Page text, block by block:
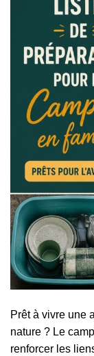
Prêt à vivre une
nature ? Le
renforcer les